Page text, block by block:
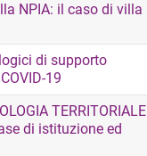
NPIA: il caso di villa
di supporto
19
TERRITORIALE
di istituzione ed